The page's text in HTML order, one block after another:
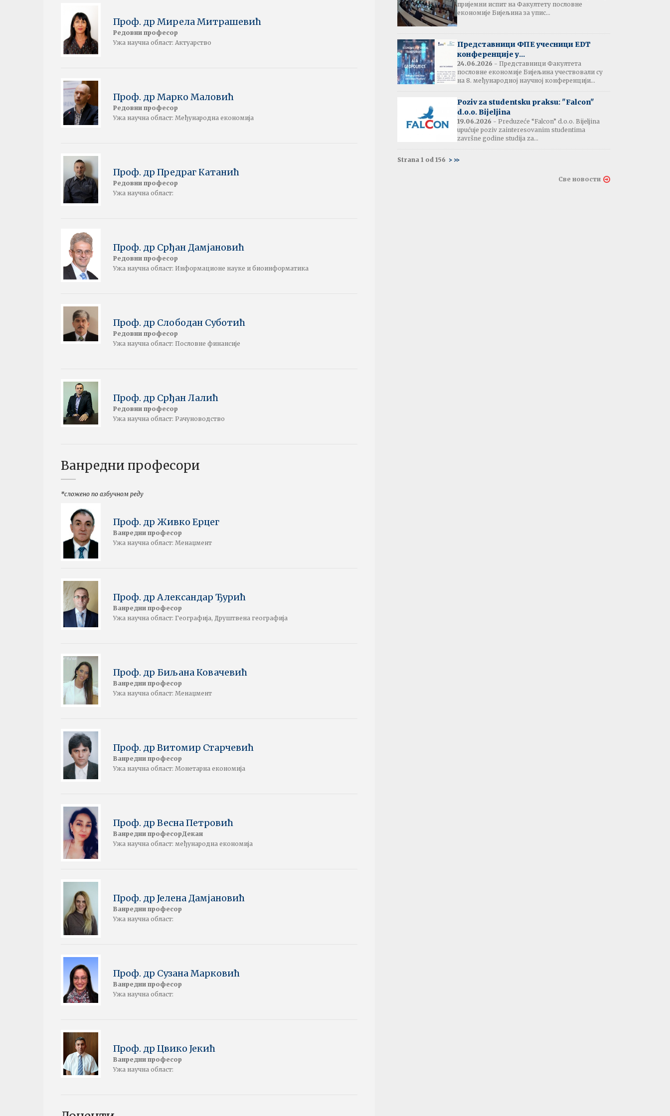
Проф. др Мирела Митрашевић
Редовни професор
Ужа научна област: Актуарство
Проф. др Марко Маловић
Редовни професор
Ужа научна област: Међународна економија
Проф. др Предраг Катанић
Редовни професор
Ужа научна област:
Проф. др Срђан Дамјановић
Редовни професор
Ужа научна област: Информационе науке и биоинформатика
Проф. др Слободан Суботић
Редовни професор
Ужа научна област: Пословне финансије
Проф. др Срђан Лалић
Редовни професор
Ужа научна област: Рачуноводство
Ванредни професори
*сложено по азбучном реду
Проф. др Живко Ерцег
Ванредни професор
Ужа научна област: Менаџмент
Проф. др Александар Ђурић
Ванредни професор
Ужа научна област: Географија, Друштвена географија
Проф. др Биљана Ковачевић
Ванредни професор
Ужа научна област: Менаџмент
Проф. др Витомир Старчевић
Ванредни професор
Ужа научна област: Монетарна економија
Проф. др Весна Петровић
Ванредни професорДекан
Ужа научна област: међународна економија
Проф. др Јелена Дамјановић
Ванредни професор
Ужа научна област:
Проф. др Сузана Марковић
Ванредни професор
Ужа научна област:
Проф. др Цвико Јекић
Ванредни професор
Ужа научна област:
Обавјештење:
Издавање потврда
прије љетне паузе
Резултати испита:
Монетарна економија
Резултати испита и
термин усменог испита:
Енглески језик 2
Друга година - 03.07.2026
пријемни испит на Факултету пословне
економије Бијељина за упис...
Представници ФПЕ учесници EDT
конференције у...
24.06.2026 - Представници Факултета
пословне економије Бијељина учествовали су
на 8. међународној научној конференцији...
Poziv za studentsku praksu: "Falcon"
d.o.o. Bijeljina
19.06.2026 - Preduzeće “Falcon” d.o.o. Bijeljina
upućuje poziv zainteresovanim studentima
završne godine studija za...
Strana 1 od 156 > >>
Све новости